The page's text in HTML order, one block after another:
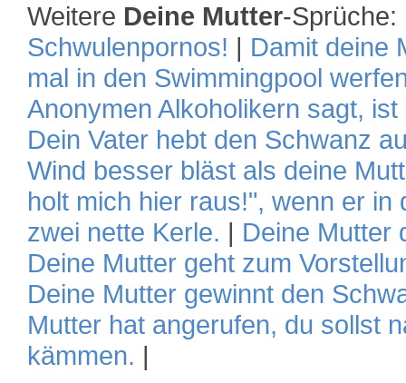
Weitere Deine Mutter-Sprüche:
Schwulenpornos! | Damit deine
mal in den Swimmingpool
Anonymen Alkoholikern sagt,
Dein Vater hebt den Schwanz
Wind besser bläst als deine
holt mich hier raus!", wenn er in
zwei nette Kerle. | Deine Mutter
Deine Mutter geht zum
Deine Mutter gewinnt den
Mutter hat angerufen, du sollst
kämmen. |